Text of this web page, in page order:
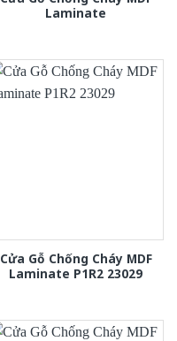
Laminate
Cửa Gỗ Chống Cháy MDF
Laminate P1R2 23029